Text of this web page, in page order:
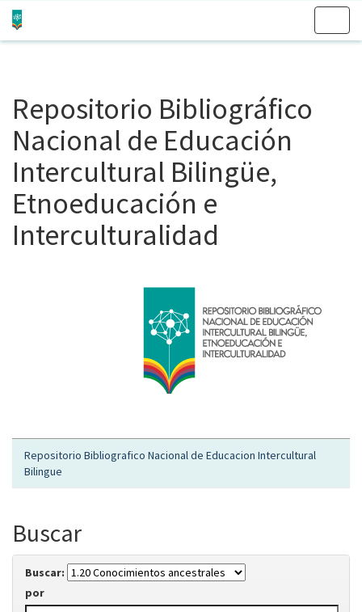
Repositorio Bibliográfico
Nacional de Educación
Intercultural Bilingüe,
Etnoeducación e
Interculturalidad
Repositorio Bibliografico Nacional de Educacion Intercultural
Bilingue
Buscar
Buscar:
por